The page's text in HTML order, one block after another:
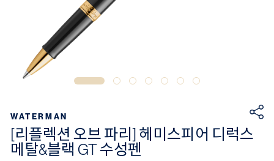
WATERMAN
[리플렉션 오브 파리] 헤미스피어 디럭스
메탈&블랙 GT 수성펜